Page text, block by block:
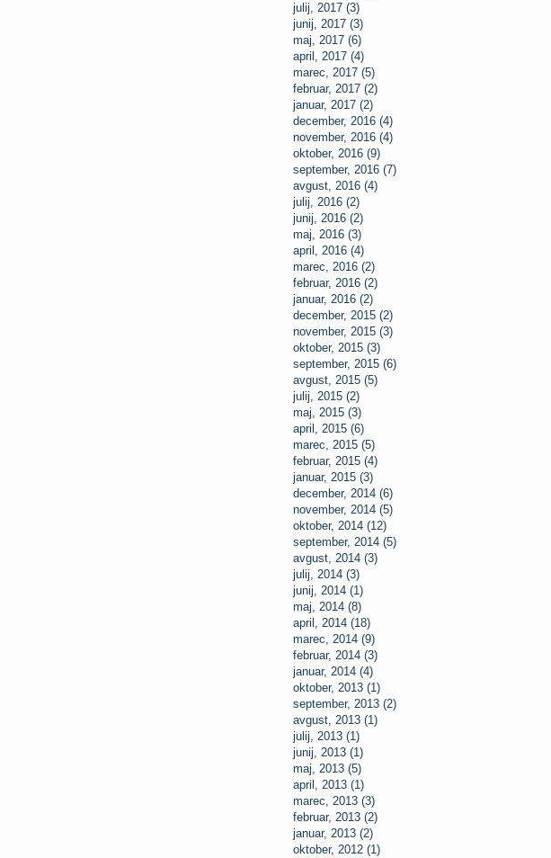
julij, 2017 (3)
junij, 2017 (3)
maj, 2017 (6)
april, 2017 (4)
marec, 2017 (5)
februar, 2017 (2)
januar, 2017 (2)
december, 2016 (4)
november, 2016 (4)
oktober, 2016 (9)
september, 2016 (7)
avgust, 2016 (4)
julij, 2016 (2)
junij, 2016 (2)
maj, 2016 (3)
april, 2016 (4)
marec, 2016 (2)
februar, 2016 (2)
januar, 2016 (2)
december, 2015 (2)
november, 2015 (3)
oktober, 2015 (3)
september, 2015 (6)
avgust, 2015 (5)
julij, 2015 (2)
maj, 2015 (3)
april, 2015 (6)
marec, 2015 (5)
februar, 2015 (4)
januar, 2015 (3)
december, 2014 (6)
november, 2014 (5)
oktober, 2014 (12)
september, 2014 (5)
avgust, 2014 (3)
julij, 2014 (3)
junij, 2014 (1)
maj, 2014 (8)
april, 2014 (18)
marec, 2014 (9)
februar, 2014 (3)
januar, 2014 (4)
oktober, 2013 (1)
september, 2013 (2)
avgust, 2013 (1)
julij, 2013 (1)
junij, 2013 (1)
maj, 2013 (5)
april, 2013 (1)
marec, 2013 (3)
februar, 2013 (2)
januar, 2013 (2)
oktober, 2012 (1)